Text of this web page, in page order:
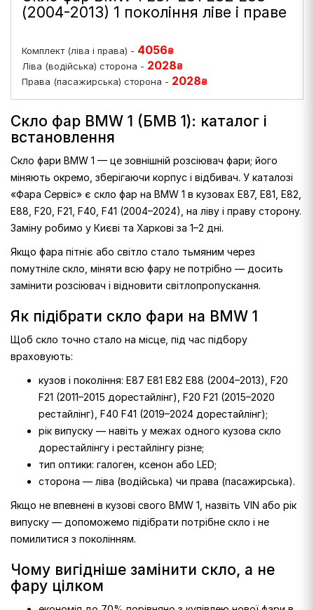
(2004-2013) 1 покоління ліве і праве
Комплект (ліва і права) - 4056₴
Ліва (водійська) сторона - 2028₴
Права (пасажирська) сторона - 2028₴
Скло фар BMW 1 (БМВ 1): каталог і
встановлення
Скло фари BMW 1 — це зовнішній розсіювач фари; його
міняють окремо, зберігаючи корпус і відбивач. У каталозі
«Фара Сервіс» є скло фар на BMW 1 в кузовах E87, E81, E82,
E88, F20, F21, F40, F41 (2004–2024), на ліву і праву сторону.
Заміну робимо у Києві та Харкові за 1–2 дні.
Якщо фара пітніє або світло стало тьмяним через
помутніле скло, міняти всю фару не потрібно — досить
замінити розсіювач і відновити світлопропускання.
Як підібрати скло фари на BMW 1
Щоб скло точно стало на місце, під час підбору
враховують:
кузов і покоління: E87 E81 E82 E88 (2004–2013), F20
F21 (2011–2015 дорестайлінг), F20 F21 (2015–2020
рестайлінг), F40 F41 (2019–2024 дорестайлінг);
рік випуску — навіть у межах одного кузова скло
дорестайлінгу і рестайлінгу різне;
тип оптики: галоген, ксенон або LED;
сторона — ліва (водійська) чи права (пасажирська).
Якщо не впевнені в кузові свого BMW 1, назвіть VIN або рік
випуску — допоможемо підібрати потрібне скло і не
помилитися з поколінням.
Чому вигідніше замінити скло, а не
фару цілком